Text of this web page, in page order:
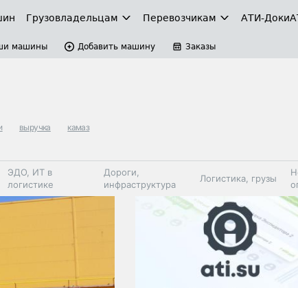
Грузовладельцам Перевозчикам АТИ-Доки
машины Добавить машину Заказы
выручка камаз
ЭДО, ИТ в
логистике
Дороги,
инфраструктура
Логистика, грузы
Автосервис,
запчасти, шины